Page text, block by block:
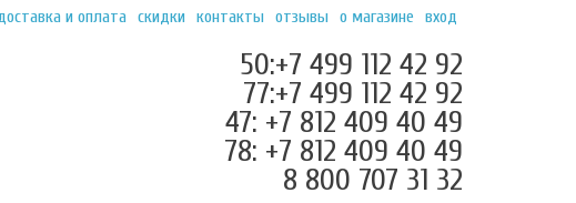
и оплата скидки контакты отзывы о магазине вход
50:+7 499 112 42 92
77:+7 499 112 42 92
47: +7 812 409 40 49
78: +7 812 409 40 49
8 800 707 31 32